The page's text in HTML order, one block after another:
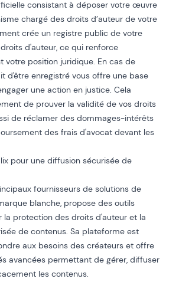
consistant à déposer votre œuvre
chargé des droits d’auteur de votre
crée un registre public de votre
d'auteur, ce qui renforce
votre position juridique. En cas de
d'être enregistré vous offre une base
une action en justice. Cela
de prouver la validité de vos droits
de réclamer des dommages-intérêts
des frais d'avocat devant les
pour une diffusion sécurisée de
fournisseurs de solutions de
blanche, propose des outils
la protection des droits d'auteur et la
de contenus. Sa plateforme est
aux besoins des créateurs et offre
avancées permettant de gérer, diffuser
les contenus.